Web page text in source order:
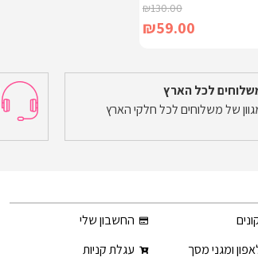
₪130.00
₪59.00
לכל הארץ
של משלוחים לכל חלקי הארץ
ומגני מסך
החשבון שלי
עגלת קניות